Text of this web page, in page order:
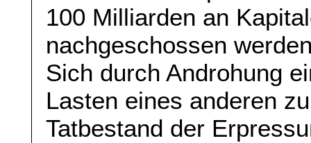
100 Milliarden an
nachgeschossen
Sich durch Androhung
Lasten eines anderen
Tatbestand der